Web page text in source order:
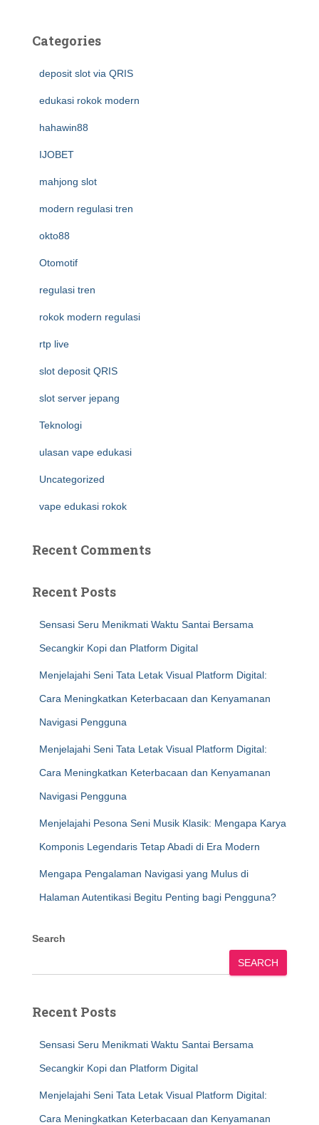
Categories
deposit slot via QRIS
edukasi rokok modern
hahawin88
IJOBET
mahjong slot
modern regulasi tren
okto88
Otomotif
regulasi tren
rokok modern regulasi
rtp live
slot deposit QRIS
slot server jepang
Teknologi
ulasan vape edukasi
Uncategorized
vape edukasi rokok
Recent Comments
Recent Posts
Sensasi Seru Menikmati Waktu Santai Bersama
Secangkir Kopi dan Platform Digital
Menjelajahi Seni Tata Letak Visual Platform Digital:
Cara Meningkatkan Keterbacaan dan Kenyamanan
Navigasi Pengguna
Menjelajahi Seni Tata Letak Visual Platform Digital:
Cara Meningkatkan Keterbacaan dan Kenyamanan
Navigasi Pengguna
Menjelajahi Pesona Seni Musik Klasik: Mengapa Karya
Komponis Legendaris Tetap Abadi di Era Modern
Mengapa Pengalaman Navigasi yang Mulus di
Halaman Autentikasi Begitu Penting bagi Pengguna?
Search
SEARCH
Recent Posts
Sensasi Seru Menikmati Waktu Santai Bersama
Secangkir Kopi dan Platform Digital
Menjelajahi Seni Tata Letak Visual Platform Digital:
Cara Meningkatkan Keterbacaan dan Kenyamanan